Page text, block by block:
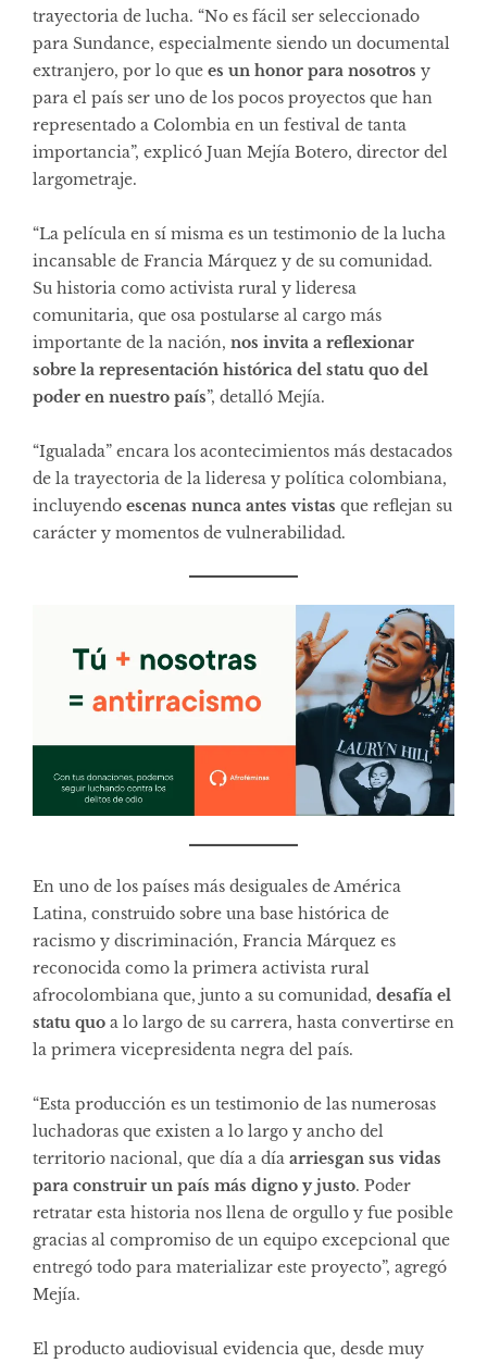
trayectoria de lucha. “No es fácil ser seleccionado
para Sundance, especialmente siendo un documental
extranjero, por lo que es un honor para nosotros y
para el país ser uno de los pocos proyectos que han
representado a Colombia en un festival de tanta
importancia”, explicó Juan Mejía Botero, director del
largometraje.
“La película en sí misma es un testimonio de la lucha
incansable de Francia Márquez y de su comunidad.
Su historia como activista rural y lideresa
comunitaria, que osa postularse al cargo más
importante de la nación, nos invita a reflexionar
sobre la representación histórica del statu quo del
poder en nuestro país”, detalló Mejía.
“Igualada” encara los acontecimientos más destacados
de la trayectoria de la lideresa y política colombiana,
incluyendo escenas nunca antes vistas que reflejan su
carácter y momentos de vulnerabilidad.
En uno de los países más desiguales de América
Latina, construido sobre una base histórica de
racismo y discriminación, Francia Márquez es
reconocida como la primera activista rural
afrocolombiana que, junto a su comunidad, desafía el
statu quo a lo largo de su carrera, hasta convertirse en
la primera vicepresidenta negra del país.
“Esta producción es un testimonio de las numerosas
luchadoras que existen a lo largo y ancho del
territorio nacional, que día a día arriesgan sus vidas
para construir un país más digno y justo. Poder
retratar esta historia nos llena de orgullo y fue posible
gracias al compromiso de un equipo excepcional que
entregó todo para materializar este proyecto”, agregó
Mejía.
El producto audiovisual evidencia que, desde muy